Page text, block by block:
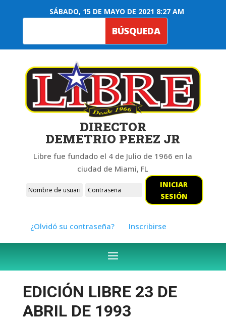
SÁBADO, 15 DE MAYO DE 2021 8:27 AM
DIRECTOR
DEMETRIO PEREZ JR
Libre fue fundado el 4 de Julio de 1966 en la
ciudad de Miami, FL
INICIAR
SESIÓN
¿Olvidó su contraseña? Inscribirse
EDICIÓN LIBRE 23 DE
ABRIL DE 1993